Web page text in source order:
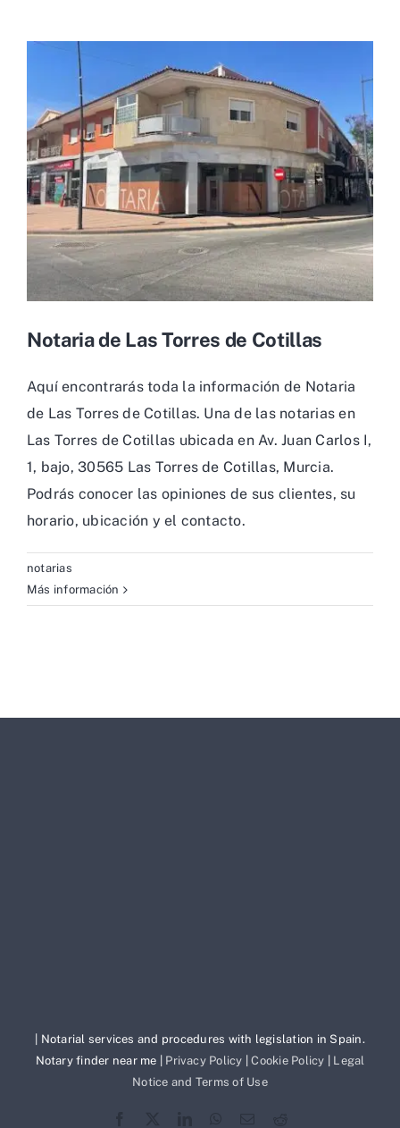
Notaria de Las Torres de Cotillas
Aquí encontrarás toda la información de Notaria
de Las Torres de Cotillas. Una de las notarias en
Las Torres de Cotillas ubicada en Av. Juan Carlos I,
1, bajo, 30565 Las Torres de Cotillas, Murcia.
Podrás conocer las opiniones de sus clientes, su
horario, ubicación y el contacto.
notarias
Más información
| Notarial services and procedures with legislation in Spain.
Notary finder near me | Privacy Policy |Cookie Policy
Legal
Notice and Terms of Use